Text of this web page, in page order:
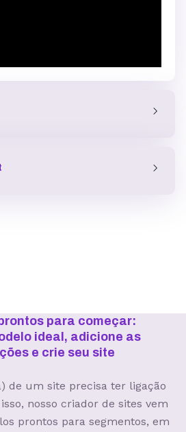
para começar:
ideal, adicione as
e crie seu site
de um site precisa ter ligação
nosso criador de sites vem
prontos para segmentos, em